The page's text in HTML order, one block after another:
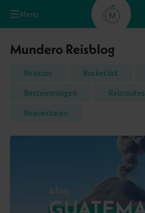
Menu
Mundero Reisblog
Reistips Bucketlist
Bestemmingen
Reisroutes
Reisverhalen